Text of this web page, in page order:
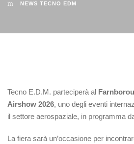
NEWS TECNO EDM
Tecno E.D.M. parteciperà al
Airshow 2026, uno degli eventi
il settore aerospaziale, in programma
La fiera sarà un’occasione per